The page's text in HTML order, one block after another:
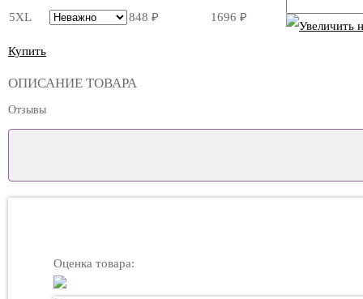
5XL 848 ₽ 1696 ₽
Купить
ОПИСАНИЕ ТОВАРА
Отзывы
Оценка товара: